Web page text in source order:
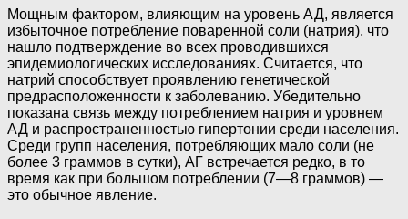
Мощным фактором, влияющим на уровень АД, является
избыточное потребление поваренной соли (натрия), что
нашло подтверждение во всех проводившихся
эпидемиологических исследованиях. Считается, что
натрий способствует проявлению генетической
предрасположенности к заболеванию. Убедительно
показана связь между потреблением натрия и уровнем
АД и распространенностью гипертонии среди населения.
Среди групп населения, потребляющих мало соли (не
более 3 граммов в сутки), АГ встречается редко, в то
время как при большом потреблении (7—8 граммов) —
это обычное явление.